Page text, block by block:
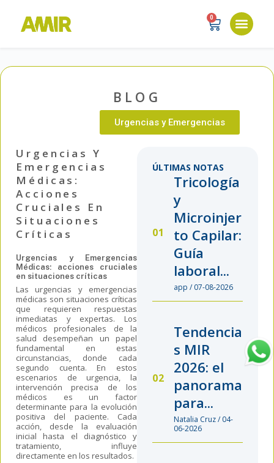
0
BLOG
Urgencias y Emergencias
Urgencias Y
Emergencias
Médicas:
Acciones
Cruciales En
Situaciones
Críticas
Urgencias y Emergencias
Médicas: acciones cruciales
en situaciones críticas
Las urgencias y emergencias
médicas son situaciones críticas
que requieren respuestas
inmediatas y expertas. Los
médicos profesionales de la
salud desempeñan un papel
fundamental en estas
circunstancias, donde cada
segundo cuenta. En estos
escenarios de urgencia, la
intervención precisa de los
médicos es un factor
determinante para la evolución
positiva del paciente. Cada
acción, desde la evaluación
inicial hasta el diagnóstico y
tratamiento, influye
directamente en los resultados.
ÚLTIMAS NOTAS
Tricología
y
Microinjer
to Capilar:
Guía
laboral...
app / 07-08-2026
Tendencia
s MIR
2026: el
panorama
para...
Natalia Cruz / 04-
06-2026